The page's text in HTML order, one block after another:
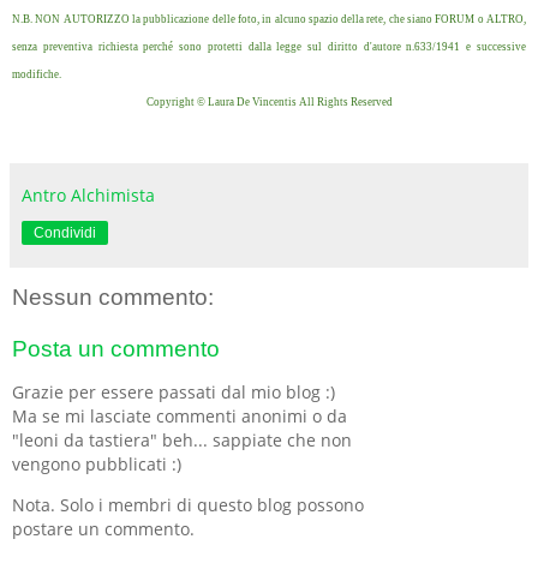
N.B. NON AUTORIZZO la pubblicazione delle foto, in alcuno spazio della rete, che siano FORUM o ALTRO,
senza preventiva richiesta perché sono protetti dalla legge sul diritto d'autore n.633/1941 e successive
modifiche.
Copyright © Laura De Vincentis All Rights Reserved
Antro Alchimista
Condividi
Nessun commento:
Posta un commento
Grazie per essere passati dal mio blog :)
Ma se mi lasciate commenti anonimi o da
"leoni da tastiera" beh... sappiate che non
vengono pubblicati :)
Nota. Solo i membri di questo blog possono
postare un commento.